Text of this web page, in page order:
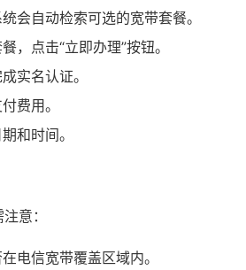
会自动检索可选的宽带套餐。
，点击“立即办理”按钮。
实名认证。
费用。
和时间。
意：
电信宽带覆盖区域内。